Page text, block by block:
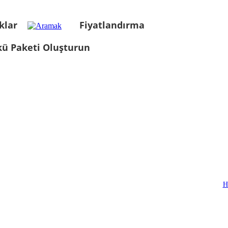
Fiyatlandırma
Paketi Oluşturun